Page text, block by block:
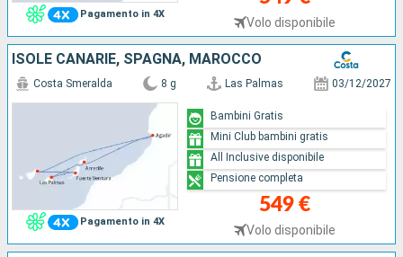
Pagamento in 4X
Volo disponibile
ISOLE CANARIE, SPAGNA, MAROCCO
Pagamento in 4X
Costa Smeralda 8 g Las Palmas 03/12/2027
549 €
Volo disponibile
Bambini Gratis
Mini Club bambini gratis
All Inclusive disponibile
Pensione completa